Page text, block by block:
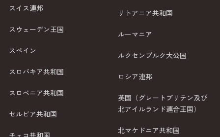
スイス連邦
スウェーデン王国
スペイン
スロバキア共和国
スロベニア共和国
セルビア共和国
チェコ共和国
リトアニア共和国
ルーマニア
ルクセンブルク大公国
ロシア連邦
英国（グレートブリテン及び
北アイルランド連合王国）
北マケドニア共和国